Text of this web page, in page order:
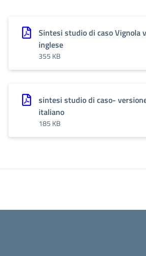
Sintesi studio di caso Vignola
inglese
355 KB
sintesi studio di caso-
italiano
185 KB